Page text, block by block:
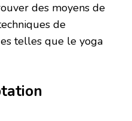
des moyens de
de
telles que le yoga